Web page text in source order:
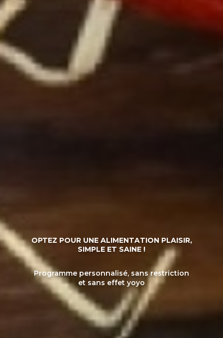
OPTEZ POUR UNE ALIMENTATION PLAISIR,
SIMPLE ET SAINE !
Programme personnalisé, sans restriction
et sans effet yoyo